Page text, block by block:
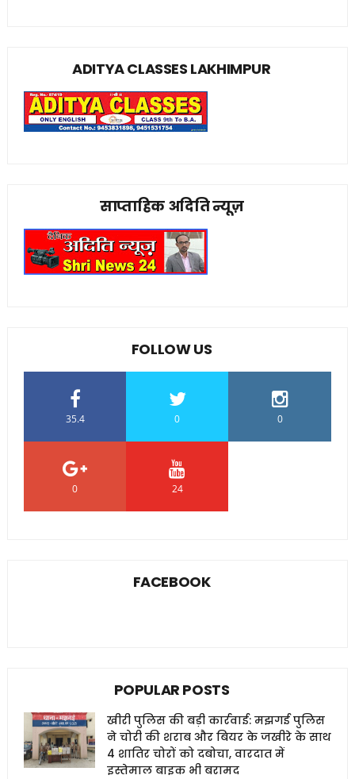
ADITYA CLASSES LAKHIMPUR
साप्ताहिक अदिति न्यूज़
FOLLOW US
35.4 0 0
0 24
FACEBOOK
POPULAR POSTS
खीरी पुलिस की बड़ी कार्रवाई: मझगई पुलिस
ने चोरी की शराब और बियर के जखीरे के साथ
4 शातिर चोरों को दबोचा, वारदात में
इस्तेमाल बाइक भी बरामद